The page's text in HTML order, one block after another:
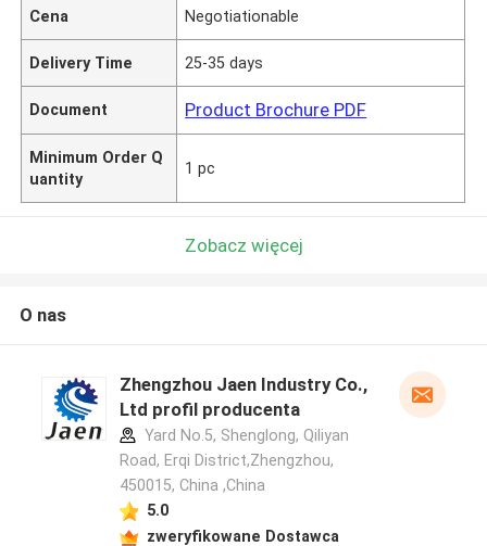
Cena Negotiationable
Delivery Time 25-35 days
Document Product Brochure PDF
Minimum Order Q
uantity
1 pc
Zobacz więcej
O nas
Zhengzhou Jaen Industry Co.,
Ltd profil producenta
Yard No.5, Shenglong, Qiliyan
Road, Erqi District,Zhengzhou,
450015, China ,China
5.0
zweryfikowane Dostawca